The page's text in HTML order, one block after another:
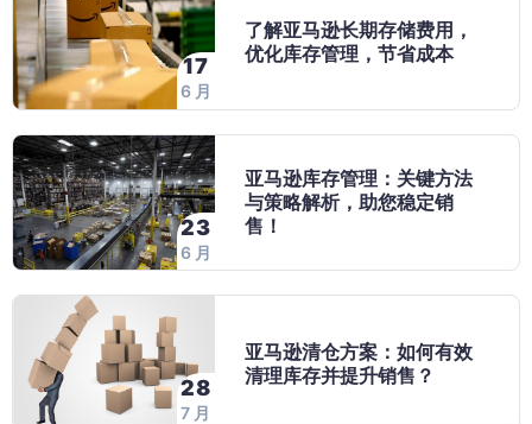
17
6 月
了解亚马逊长期存储费用，
优化库存管理，节省成本
23
6 月
亚马逊库存管理：关键方法
与策略解析，助您稳定销
售！
28
7 月
亚马逊清仓方案：如何有效
清理库存并提升销售？